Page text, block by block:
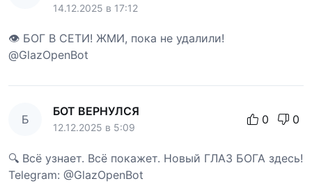
14.12.2025 в 17:12
👁 БОГ В СЕТИ! ЖМИ, пока не удалили!
@GlazOpenBot
Б
БОТ ВЕРНУЛСЯ
12.12.2025 в 5:09
0 0
🔍 Всё узнает. Всё покажет. Новый ГЛАЗ БОГА здесь!
Telegram: @GlazOpenBot